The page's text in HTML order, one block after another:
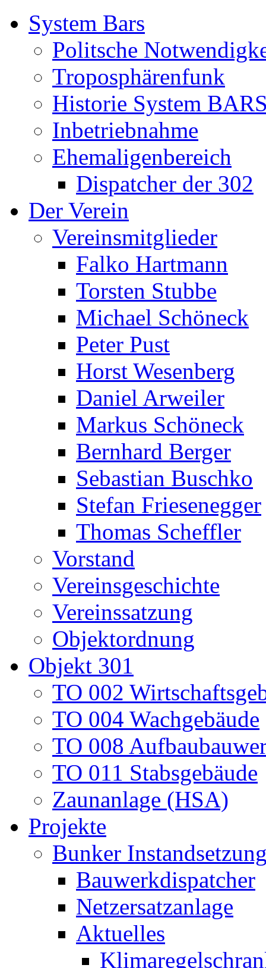
System Bars
Politsche
Troposphärenfunk
Historie System
Inbetriebnahme
Ehemaligenbereich
Dispatcher der 302
Der Verein
Vereinsmitglieder
Falko Hartmann
Torsten Stubbe
Michael Schöneck
Peter Pust
Horst Wesenberg
Daniel Arweiler
Markus Schöneck
Bernhard Berger
Sebastian Buschko
Stefan Friesenegger
Thomas Scheffler
Vorstand
Vereinsgeschichte
Vereinssatzung
Objektordnung
Objekt 301
TO 002
TO 004 Wachgebäude
TO 008
TO 011 Stabsgebäude
Zaunanlage (HSA)
Projekte
Bunker
Bauwerkdispatcher
Netzersatzanlage
Aktuelles